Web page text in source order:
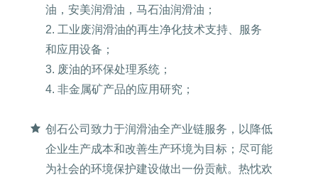
油，安美润滑油，马石油润滑油；
2. 工业废润滑油的再生净化技术支持、服务
和应用设备；
3. 废油的环保处理系统；
4. 非金属矿产品的应用研究；
创石公司致力于润滑油全产业链服务，以降低
企业生产成本和改善生产环境为目标；尽可能
为社会的环境保护建设做出一份贡献。热忱欢